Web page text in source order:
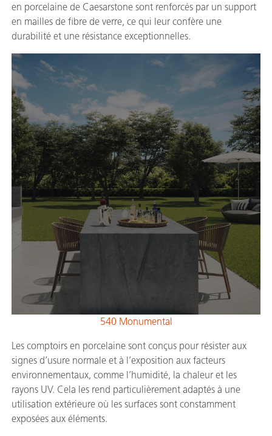
en porcelaine de Caesarstone sont renforcés par un support
en mailles de fibre de verre, ce qui leur confère une
durabilité et une résistance exceptionnelles.
540 Monumental
Les comptoirs en porcelaine sont conçus pour résister aux
signes d’usure normale et à l’exposition aux facteurs
environnementaux, comme l’humidité, la chaleur et les
rayons UV. Cela les rend particulièrement adaptés à une
utilisation extérieure où les surfaces sont constamment
exposées aux éléments.